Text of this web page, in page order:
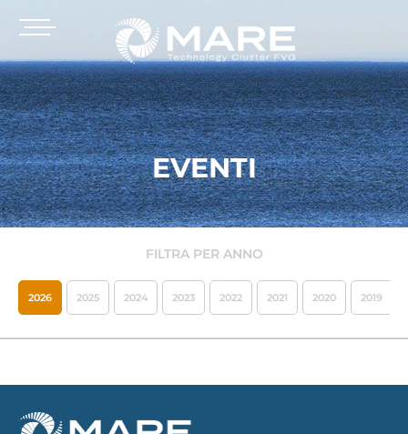
EVENTI
FILTRA PER ANNO
2026 2025 2024 2023 2022 2021 2020 2019